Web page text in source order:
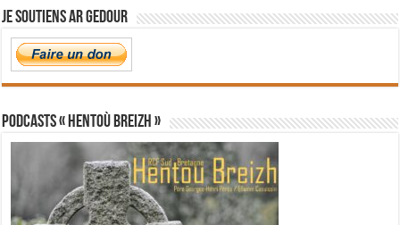
Je soutiens Ar Gedour
PODCASTS « Hentoù Breizh »